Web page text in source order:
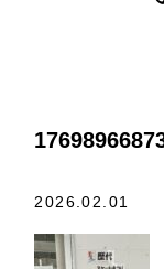
2026.02.01